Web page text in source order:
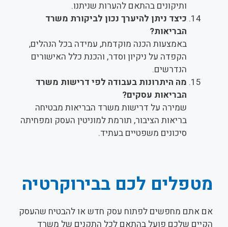
ותיקונים בהתאם להערות שניתנו.
כיצד ניתן להיערך נכון לביקורת משרד
הבריאות?
באמצעות הכנה מוקדמת, עמידה בכל הנהלים,
הקפדה על ניקיון וסדר, והכנת כלל האישורים
הנדרשים.
מה היתרונות בעבודה לפי דרישות משרד
הבריאות עסקים?
שמירה על דרישות משרד הבריאות מבטיחה
בריאות הציבור, תורמת למוניטין העסק ומפחיתה
סיכונים משפטיים בעתיד.
מטפלים לכם בבירוקרטיה
אם אתם מחפשים לפתוח עסק חדש או להבטיח שהעסק
הקיים שלכם פועל בהתאם לכל התקנים של משרד